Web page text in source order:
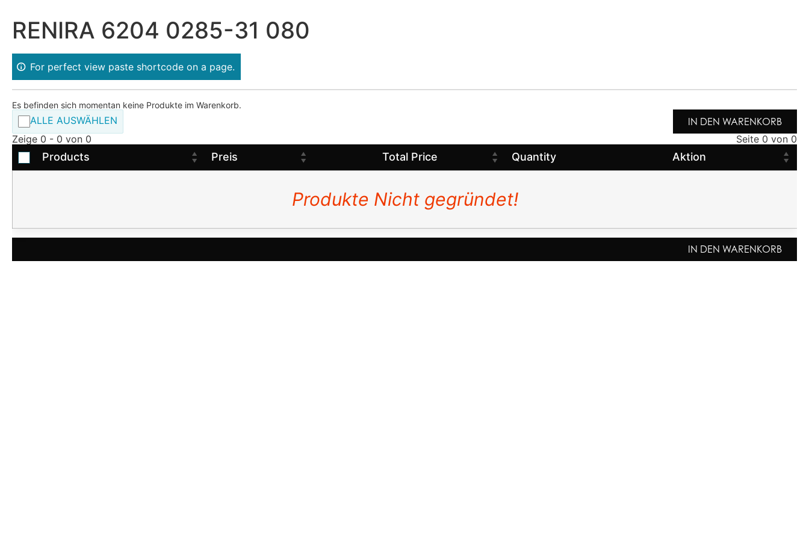
RENIRA 6204 0285-31 080
For perfect view paste shortcode on a page.
Es befinden sich momentan keine Produkte im Warenkorb.
ALLE AUSWÄHLEN
IN DEN WARENKORB
Zeige 0 - 0 von 0
Seite 0 von 0
Products Preis Total Price Quantity Aktion
Produkte Nicht gegründet!
IN DEN WARENKORB